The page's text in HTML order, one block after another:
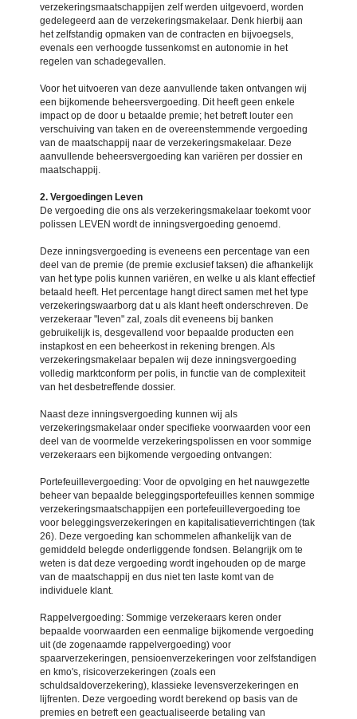
verzekeringsmaatschappijen zelf werden uitgevoerd, worden
gedelegeerd aan de verzekeringsmakelaar. Denk hierbij aan
het zelfstandig opmaken van de contracten en bijvoegsels,
evenals een verhoogde tussenkomst en autonomie in het
regelen van schadegevallen.
Voor het uitvoeren van deze aanvullende taken ontvangen wij
een bijkomende beheersvergoeding. Dit heeft geen enkele
impact op de door u betaalde premie; het betreft louter een
verschuiving van taken en de overeenstemmende vergoeding
van de maatschappij naar de verzekeringsmakelaar. Deze
aanvullende beheersvergoeding kan variëren per dossier en
maatschappij.
2. Vergoedingen Leven
De vergoeding die ons als verzekeringsmakelaar toekomt voor
polissen LEVEN wordt de inningsvergoeding genoemd.
Deze inningsvergoeding is eveneens een percentage van een
deel van de premie (de premie exclusief taksen) die afhankelijk
van het type polis kunnen variëren, en welke u als klant effectief
betaald heeft. Het percentage hangt direct samen met het type
verzekeringswaarborg dat u als klant heeft onderschreven. De
verzekeraar "leven" zal, zoals dit eveneens bij banken
gebruikelijk is, desgevallend voor bepaalde producten een
instapkost en een beheerkost in rekening brengen. Als
verzekeringsmakelaar bepalen wij deze inningsvergoeding
volledig marktconform per polis, in functie van de complexiteit
van het desbetreffende dossier.
Naast deze inningsvergoeding kunnen wij als
verzekeringsmakelaar onder specifieke voorwaarden voor een
deel van de voormelde verzekeringspolissen en voor sommige
verzekeraars een bijkomende vergoeding ontvangen:
Portefeuillevergoeding: Voor de opvolging en het nauwgezette
beheer van bepaalde beleggingsportefeuilles kennen sommige
verzekeringsmaatschappijen een portefeuillevergoeding toe
voor beleggingsverzekeringen en kapitalisatieverrichtingen (tak
26). Deze vergoeding kan schommelen afhankelijk van de
gemiddeld belegde onderliggende fondsen. Belangrijk om te
weten is dat deze vergoeding wordt ingehouden op de marge
van de maatschappij en dus niet ten laste komt van de
individuele klant.
Rappelvergoeding: Sommige verzekeraars keren onder
bepaalde voorwaarden een eenmalige bijkomende vergoeding
uit (de zogenaamde rappelvergoeding) voor
spaarverzekeringen, pensioenverzekeringen voor zelfstandigen
en kmo's, risicoverzekeringen (zoals een
schuldsaldoverzekering), klassieke levensverzekeringen en
lijfrenten. Deze vergoeding wordt berekend op basis van de
premies en betreft een geactualiseerde betaling van